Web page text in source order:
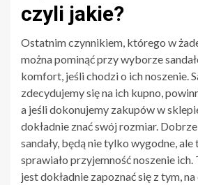
czyli jakie?
Ostatnim czynnikiem, którego w
można pominąć przy wyborze
komfort, jeśli chodzi o ich noszenie.
zdecydujemy się na ich kupno,
a jeśli dokonujemy zakupów w
dokładnie znać swój rozmiar.
sandały, będą nie tylko wygodne, ale
sprawiało przyjemność noszenie
jest dokładnie zapoznać się z tym,